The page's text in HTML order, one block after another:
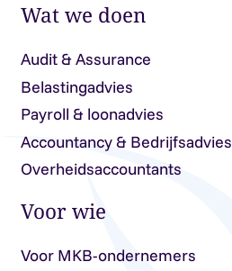
Wat we doen
Audit & Assurance
Belastingadvies
Payroll & loonadvies
Accountancy & Bedrijfsadvies
Overheidsaccountants
Voor wie
Voor MKB-ondernemers